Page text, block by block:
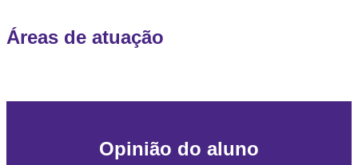
Áreas de atuação
Opinião do aluno